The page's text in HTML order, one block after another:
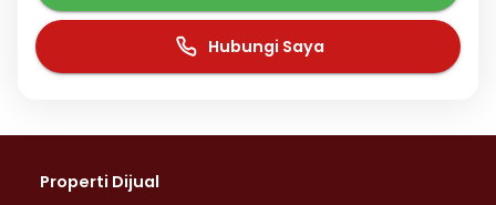
Hubungi Saya
Properti Dijual